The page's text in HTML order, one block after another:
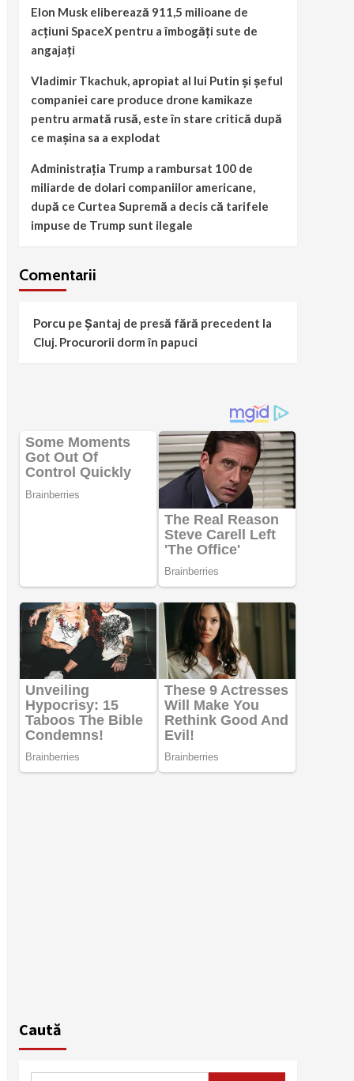
Elon Musk eliberează 911,5 milioane de
acțiuni SpaceX pentru a îmbogăți sute de
angajați
Vladimir Tkachuk, apropiat al lui Putin și șeful
companiei care produce drone kamikaze
pentru armată rusă, este în stare critică după
ce mașina sa a explodat
Administrația Trump a rambursat 100 de
miliarde de dolari companiilor americane,
după ce Curtea Supremă a decis că tarifele
impuse de Trump sunt ilegale
Comentarii
Porcu pe Șantaj de presă fără precedent la
Cluj. Procurorii dorm în papuci
Caută